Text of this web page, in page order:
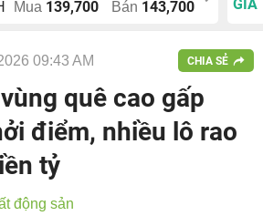
Mua 139,700 Bán 143,700
GIÁ
09:43 AM CHIA SẺ
quê cao gấp
điểm, nhiều lô rao
tỷ
động sản